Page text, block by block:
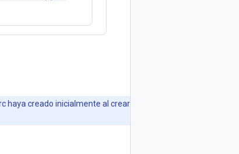
haya creado inicialmente al crear